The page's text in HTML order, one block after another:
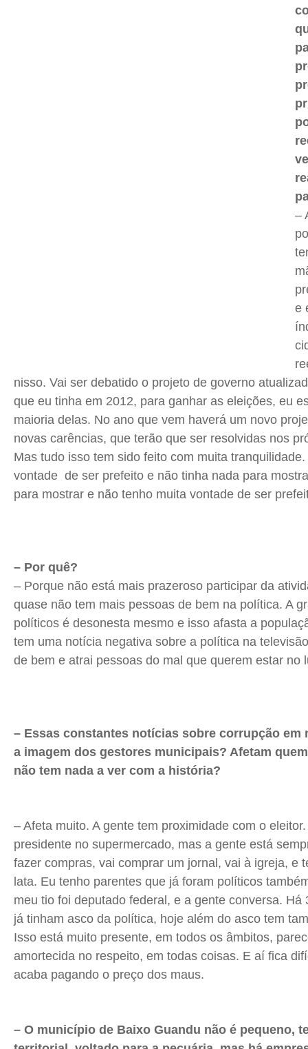
–
e
nisso. Vai ser debatido o projeto de governo
que eu tinha em 2012, para ganhar as eleições, eu
maioria delas. No ano que vem haverá um novo
novas carências, que terão que ser resolvidas nos
Mas tudo isso tem sido feito com muita
vontade de ser prefeito e não tinha nada para
para mostrar e não tenho muita vontade de ser
– Por quê?
– Porque não está mais prazeroso participar da
quase não tem mais pessoas de bem na política. A
políticos é desonesta mesmo e isso afasta a
tem uma notícia negativa sobre a política na
de bem e atrai pessoas do mal que querem estar no
– Essas constantes notícias sobre corrupção em
a imagem dos gestores municipais? Afetam
não tem nada a ver com a história?
– Afeta muito. A gente tem proximidade com o
presidente no supermercado, mas a gente está
fazer compras, vai comprar um jornal, vai à igreja, e
lata. Eu tenho parentes que já foram políticos
meu tio foi deputado federal, e a gente conversa.
já tinham asco da política, hoje além do asco tem
Isso está muito presente, em todos os âmbitos,
amortecida no respeito, em todas coisas. E aí fica
acaba pagando o preço dos maus.
– O município de Baixo Guandu não é pequeno,